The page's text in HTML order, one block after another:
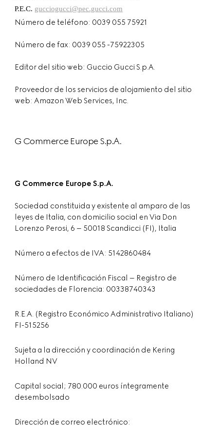
P.E.C. gucciogucci@pec.gucci.com
Número de teléfono: 0039 055 75921
Número de fax: 0039 055 -75922305
Editor del sitio web: Guccio Gucci S.p.A.
Proveedor de los servicios de alojamiento del sitio
web: Amazon Web Services, Inc.
G Commerce Europe S.p.A.
G Commerce Europe S.p.A.
Sociedad constituida y existente al amparo de las
leyes de Italia, con domicilio social en Via Don
Lorenzo Perosi, 6 – 50018 Scandicci (FI), Italia
Número a efectos de IVA: 5142860484
Número de Identificación Fiscal – Registro de
sociedades de Florencia: 00338740343
R.E.A. (Registro Económico Administrativo Italiano)
FI-515256
Sujeta a la dirección y coordinación de Kering
Holland NV
Capital social; 780.000 euros íntegramente
desembolsado
Dirección de correo electrónico: